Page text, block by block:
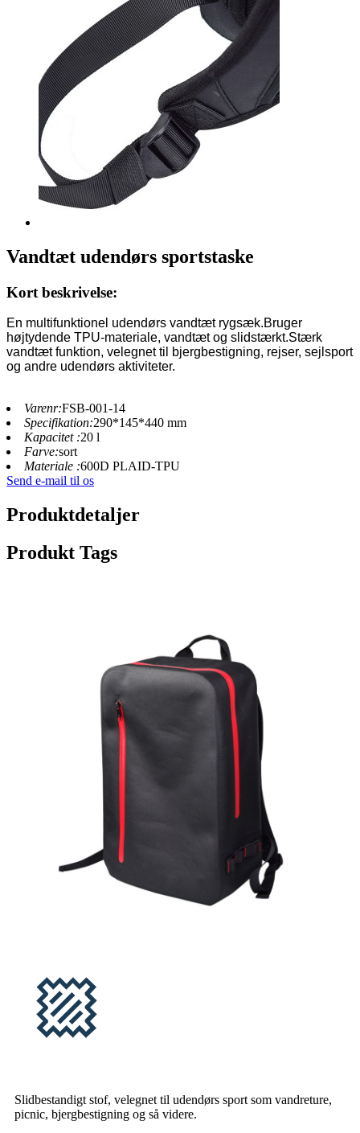
Vandtæt udendørs sportstaske
Kort beskrivelse:
En multifunktionel udendørs vandtæt rygsæk.Bruger
højtydende TPU-materiale, vandtæt og slidstærkt.Stærk
vandtæt funktion, velegnet til bjergbestigning, rejser, sejlsport
og andre udendørs aktiviteter.
Varenr:FSB-001-14
Specifikation:290*145*440 mm
Kapacitet :20 l
Farve:sort
Materiale :600D PLAID-TPU
Send e-mail til os
Produktdetaljer
Produkt Tags
Slidbestandigt stof, velegnet til udendørs sport som vandreture,
picnic, bjergbestigning og så videre.